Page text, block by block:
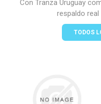
Con Tranza Uruguay
respaldo
TODOS